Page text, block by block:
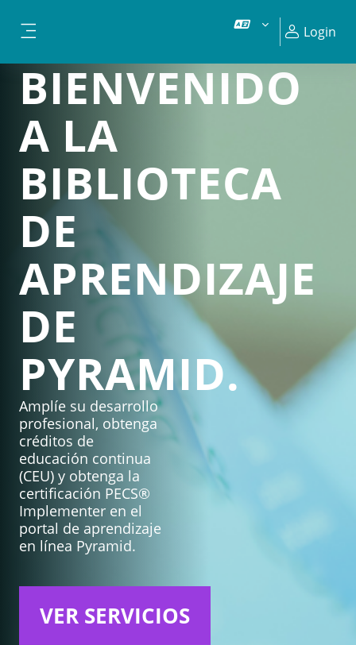
Login
BIENVENIDO
A LA
BIBLIOTECA
DE
APRENDIZAJE
DE
PYRAMID.
Amplíe su desarrollo
profesional, obtenga
créditos de
educación continua
(CEU) y obtenga la
certificación PECS®
Implementer en el
portal de aprendizaje
en línea Pyramid.
VER SERVICIOS